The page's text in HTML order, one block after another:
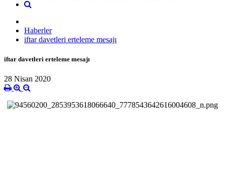
Haberler
iftar davetleri erteleme mesajı
iftar davetleri erteleme mesajı
28 Nisan 2020